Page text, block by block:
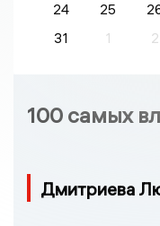
24
25
31
1 2
100 самых
Дмитриева